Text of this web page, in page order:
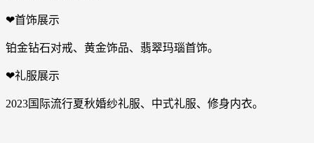
❤首饰展示
铂金钻石对戒、黄金饰品、翡翠玛瑙首饰。
❤礼服展示
2023国际流行夏秋婚纱礼服、中式礼服、修身内衣。